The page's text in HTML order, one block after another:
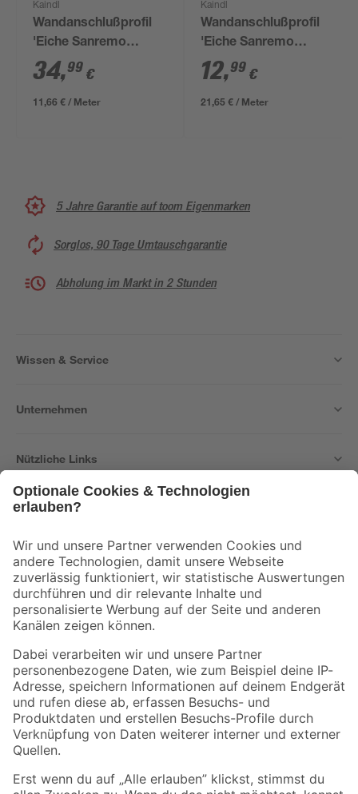
Kaindl
Wandanschlußprofil
'Eiche Sanremo
34139' hellbraun 3000
x 16 x 28 mm
34,99 €
11,66 € / Meter
Kaindl
Wandanschlußprofil
'Eiche Sanremo
34139' hellbraun 600 x
16 x 28 mm
12,99 €
21,65 € / Meter
5 Jahre Garantie auf toom Eigenmarken
Sorglos, 90 Tage Umtauschgarantie
Abholung im Markt in 2 Stunden
Wissen & Service
Unternehmen
Nützliche Links
Der toom Newsletter: Keine Angebote und Aktionen mehr verpassen!
Zur Newsletter Anmeldung
Folge uns
Zahlungsarten Versandarten
Sicher einkaufen